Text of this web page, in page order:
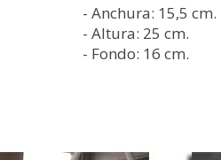
- Anchura: 15,5 cm.
- Altura: 25 cm.
- Fondo: 16 cm.
Así lo